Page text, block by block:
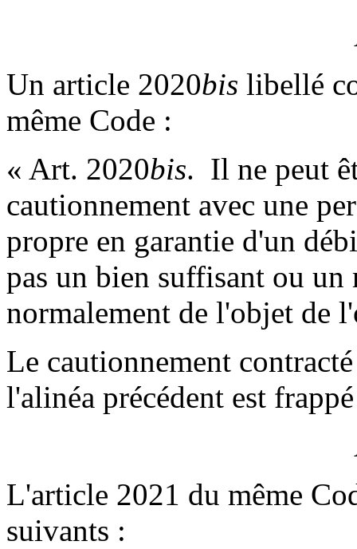
Un article 2020bis libellé
même Code :
« Art. 2020bis. ­ Il ne peut
cautionnement avec une
propre en garantie d'un
pas un bien suffisant ou un
normalement de l'objet de
Le cautionnement
l'alinéa précédent est
L'article 2021 du même
suivants :